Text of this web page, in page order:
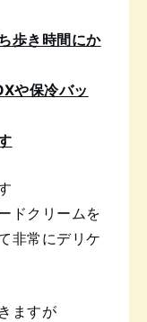
歩き時間にか
や保冷バッ
ドクリームを
非常にデリケ
ますが